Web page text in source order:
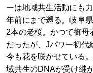
ーは地域共生活動にも
年前にまで遡る。岐阜
2本の老桜。かつて御
だったが、Jパワー初代
今も花を咲かせている
域共生のDNAが受け継